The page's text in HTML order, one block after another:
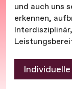
und auch uns
erkennen,